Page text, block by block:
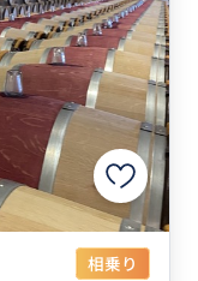
相乗り